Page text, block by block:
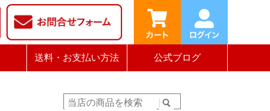
送料・お支払い方法 公式ブログ